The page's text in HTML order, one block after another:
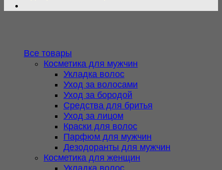
Все товары
Косметика для мужчин
Укладка волос
Уход за волосами
Уход за бородой
Средства для бритья
Уход за лицом
Краски для волос
Парфюм для мужчин
Дезодоранты для мужчин
Косметика для женщин